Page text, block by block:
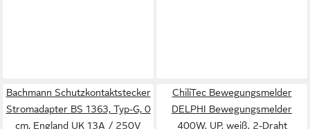
Bachmann Schutzkontaktstecker
Stromadapter BS 1363, Typ-G, 0
cm, England UK 13A / 250V
ChiliTec Bewegungsmelder
DELPHI Bewegungsmelder
400W, UP, weiß, 2-Draht